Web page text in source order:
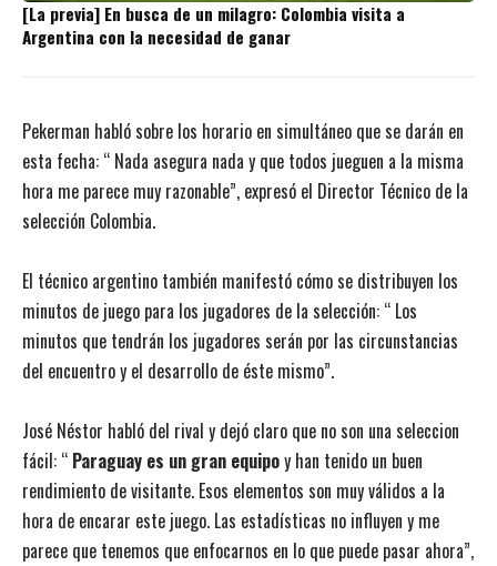
[La previa] En busca de un milagro: Colombia visita a
Argentina con la necesidad de ganar
Pekerman habló sobre los horario en simultáneo que se darán en
esta fecha: “ Nada asegura nada y que todos jueguen a la misma
hora me parece muy razonable”, expresó el Director Técnico de la
selección Colombia.
El técnico argentino también manifestó cómo se distribuyen los
minutos de juego para los jugadores de la selección: “ Los
minutos que tendrán los jugadores serán por las circunstancias
del encuentro y el desarrollo de éste mismo”.
José Néstor habló del rival y dejó claro que no son una seleccion
fácil: “ Paraguay es un gran equipoy han tenido un buen
rendimiento de visitante. Esos elementos son muy válidos a la
hora de encarar este juego. Las estadísticas no influyen y me
parece que tenemos que enfocarnos en lo que puede pasar ahora”,